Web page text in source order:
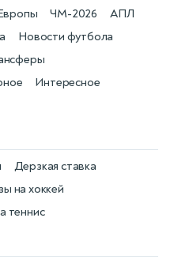
Новости футбола
ЧМ-2026 АПЛ
Интересное
на хоккей
теннис
Дерзкая ставка